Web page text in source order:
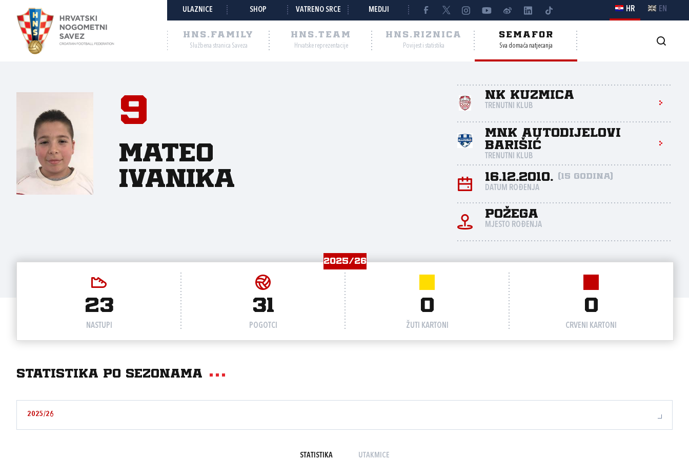
ULAZNICE SHOP VATRENO SRCE MEDIJI HR EN
HNS.FAMILY
Službena stranica Saveza
HNS.TEAM
Hrvatske reprezentacije
HNS.RIZNICA
Povijest i statistika
SEMAFOR
Sva domaća natjecanja
9
Mateo
Ivanika
NK Kuzmica
TRENUTNI KLUB
MNK Autodijelovi
Barišić
TRENUTNI KLUB
16.12.2010. (15 godina)
DATUM ROĐENJA
Požega
MJESTO ROĐENJA
2025/26
23
NASTUPI
31
POGOTCI
0
ŽUTI KARTONI
0
CRVENI KARTONI
Statistika po sezonama
2025/26
STATISTIKA UTAKMICE